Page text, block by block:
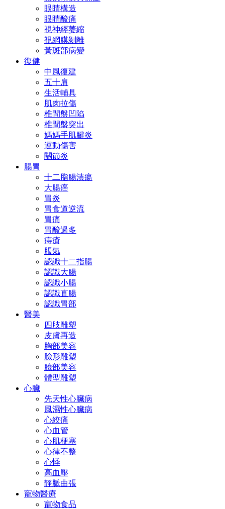
眼睛構造
眼睛酸痛
視神經萎縮
視網膜剝離
黃斑部病變
復健
中風復建
五十肩
生活輔具
肌肉拉傷
椎間盤凹陷
椎間盤突出
媽媽手肌腱炎
運動傷害
關節炎
腸胃
十二脂腸潰瘍
大腸癌
胃炎
胃食道逆流
胃痛
胃酸過多
痔瘡
脹氣
認識十二指腸
認識大腸
認識小腸
認識直腸
認識胃部
醫美
四肢雕塑
皮膚再造
胸部美容
臉形雕塑
臉部美容
體型雕塑
心臟
先天性心臟病
風濕性心臟病
心絞痛
心血管
心肌梗塞
心律不整
心悸
高血壓
靜脈曲張
寵物醫療
寵物食品